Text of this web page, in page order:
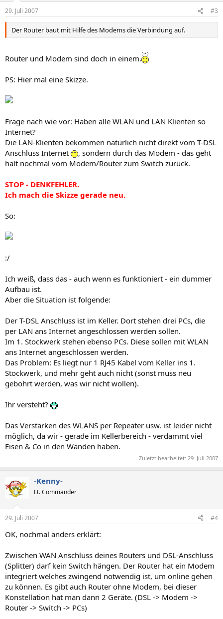
29. Juli 2007 #3
Der Router baut mit Hilfe des Modems die Verbindung auf.
Router und Modem sind doch in einem.
PS: Hier mal eine Skizze.
Frage nach wie vor: Haben alle WLAN und LAN Klienten so
Internet?
Die LAN-Klienten bekommen natürlich nicht direkt vom T-DSL
Anschluss Internet
, sondern durch das Modem - das geht
halt nochmal vom Modem/Router zum Switch zurück.
STOP - DENKFEHLER.
Ich mach die Skizze gerade neu.
So:
:/
Ich weiß, dass das - auch wenn es funktioniert - ein dummer
Aufbau ist.
Aber die Situation ist folgende:
Der T-DSL Anschluss ist im Keller. Dort stehen drei PCs, die
per LAN ans Internet angeschlossen werden sollen.
Im 1. Stockwerk stehen ebenso PCs. Diese sollen mit WLAN
ans Internet angeschlossen werden.
Das Problem: Es liegt nur 1 RJ45 Kabel vom Keller ins 1.
Stockwerk, und mehr geht auch nicht (sonst muss neu
gebohrt werden, was wir nicht wollen).
Ihr versteht?
Das Verstärken des WLANS per Repeater usw. ist leider nicht
möglich, da wir - gerade im Kellerbereich - verdammt viel
Eisen & Co in den Wänden haben.
Zuletzt bearbeitet: 29. Juli 2007
-Kenny-
Lt. Commander
29. Juli 2007 #4
OK, nochmal anders erklärt:
Zwischen WAN Anschluss deines Routers und DSL-Anschluss
(Splitter) darf kein Switch hängen. Der Router hat ein Modem
integriert welches zwingend notwendig ist, um online gehen
zu können. Es gibt auch Router ohne Modem, bei dieser
Konstellation hat man dann 2 Geräte. (DSL -> Modem ->
Router -> Switch -> PCs)